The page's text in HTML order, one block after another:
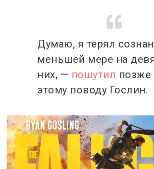
Думаю, я терял
меньшей мере на
них, — пошутил позже
этому поводу Гослин.